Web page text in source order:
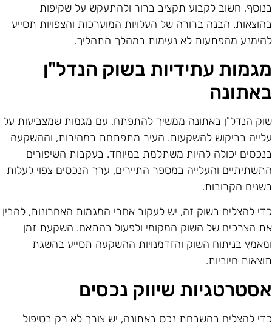
חשוב לקבוע תקציב ברור ולהתעקש על שקיפות
הבנה ברורה של העלויות המוערכות והצפויות תסייע
מהפתעות לא נעימות במהלך התהליך.
עתידיות בשוק הנדל"ן
הנדל"ן באתונה ממשיך להתפתח, עם מגמות שמצביעות על
בביקוש להשקעות. העיר מתפתחת במהירות, וההשקעה
יכולה להיות משתלמת במיוחד. בעקבות השיפורים
והעלייה במספר התיירים, ערך הנכסים צפוי לעלות
הקרובות.
להצליח בשוק זה, יש לעקוב אחרי המגמות האחרונות, להבין
הצרכים של השוק המקומי ולפעול בהתאם. השקעת זמן
בניתוח השוק והזדמנויות ההשקעה תסייע בהשגת
חיוביות.
שיווק נכסים
להצליח בהשבחת נכס באתונה, יש צורך לא רק בטיפול